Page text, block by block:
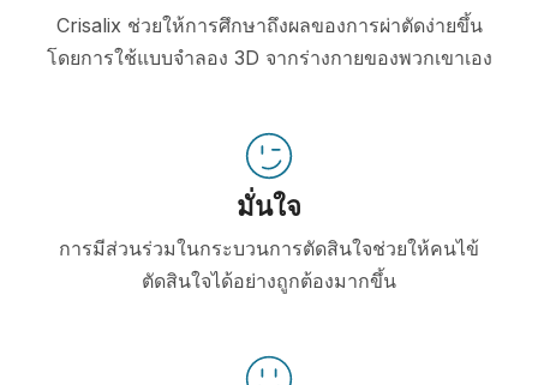
Crisalix ช่วยให้การศึกษาถึงผลของการผ่าตัดง่ายขึ้น
โดยการใช้แบบจำลอง 3D จากร่างกายของพวกเขาเอง
มั่นใจ
การมีส่วนร่วมในกระบวนการตัดสินใจช่วยให้คนไข้
ตัดสินใจได้อย่างถูกต้องมากขึ้น